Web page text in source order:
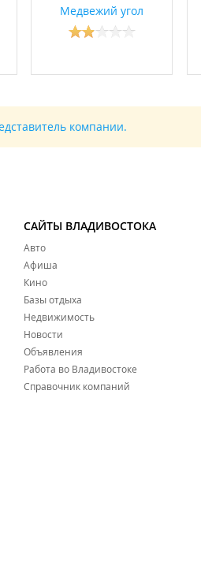
Медвежий угол
компании.
САЙТЫ ВЛАДИВОСТОКА
Авто
Афиша
Кино
Базы отдыха
Недвижимость
Новости
Объявления
Работа во Владивостоке
Справочник компаний